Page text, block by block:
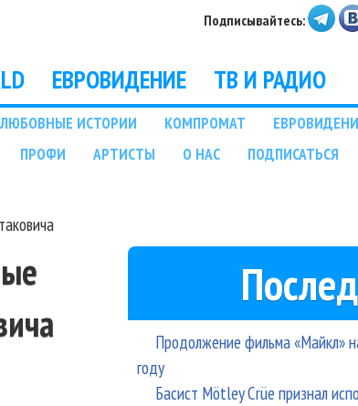
Подписывайтесь:
ЕВРОВИДЕНИЕ ТВ И РАДИО
ЛЮБОВНЫЕ ИСТОРИИ КОМПРОМАТ
ПРОФИ АРТИСТЫ О НАС ПОДПИСАТЬСЯ
Продолжение фильма «Майкл»
году
Басист Mötley Crüe признал